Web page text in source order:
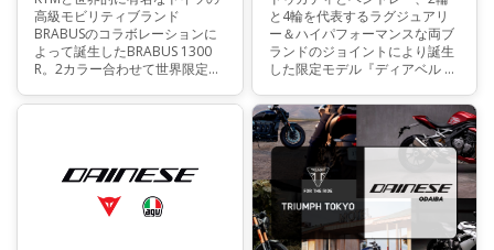
高級モビリティブランド
BRABUSのコラボレーションに
よって誕生したBRABUS 1300
R。2カラー合わせて世界限定
にて展示中です。
と4輪を代表するラグジュアリ
ー＆ハイパフォーマンスな両ブ
ランドのジョイントにより誕生
した限定モデル『ディアベル フ